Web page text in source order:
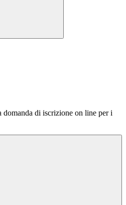
domanda di iscrizione on line per i